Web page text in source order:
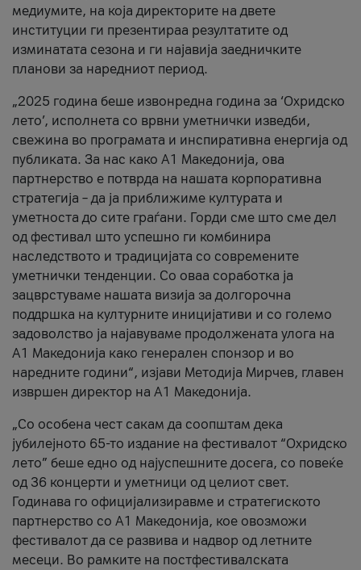
медиумите, на која директорите на двете
институции ги презентираа резултатите од
изминатата сезона и ги најавија заедничките
планови за наредниот период.
„2025 година беше извонредна година за ‘Охридско
лето’, исполнета со врвни уметнички изведби,
свежина во програмата и инспиративна енергија од
публиката. За нас како A1 Македонија, ова
партнерство е потврда на нашата корпоративна
стратегија – да ја приближиме културата и
уметноста до сите граѓани. Горди сме што сме дел
од фестивал што успешно ги комбинира
наследството и традицијата со современите
уметнички тенденции. Со оваа соработка ја
зацврстуваме нашата визија за долгорочна
поддршка на културните иницијативи и со големо
задоволство ја најавуваме продолжената улога на
A1 Македонија како генерален спонзор и во
наредните години“, изјави Методија Мирчев, главен
извршен директор на A1 Македонија.
„Со особена чест сакам да соопштам дека
јубилејното 65-то издание на фестивалот “Охридско
лето” беше едно од најуспешните досега, со повеќе
од 36 концерти и уметници од целиот свет.
Годинава го официјализиравме и стратегиското
партнерство со А1 Македонија, кое овозможи
фестивалот да се развива и надвор од летните
месеци. Во рамките на постфестивалската